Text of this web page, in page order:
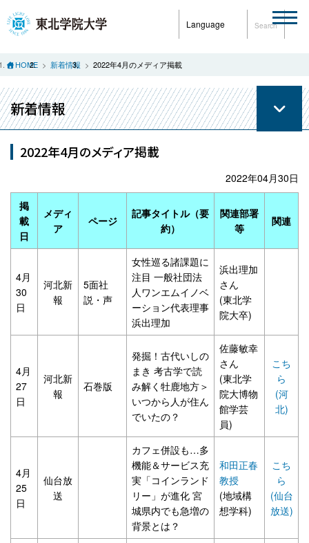
Language Search
HOME 新着情報 2022年4月のメディア掲載
新着情報
2022年4月のメディア掲載
2022年04月30日
掲
載
日
メディ
ア
ページ
記事タイトル（要
約）
関連部署
等
関連
4月
30
日
河北新
報
5面社
説・声
女性巡る諸課題に
注目 一般社団法
人ワンエムイノベ
ーション代表理事
浜出理加
浜出理加
さん
(東北学
院大卒)
4月
27
日
河北新
報
石巻版
発掘！古代いしの
まき 考古学で読
み解く牡鹿地方＞
いつから人が住ん
でいたの？
佐藤敏幸
さん
(東北学
院大博物
館学芸
員)
こち
ら
(河
北)
4月
25
日
仙台放
送
カフェ併設も…多
機能＆サービス充
実「コインランド
リー」が進化 宮
城県内でも急増の
背景とは？
和田正春
教授
(地域構
想学科)
こち
ら
(仙台
放送)